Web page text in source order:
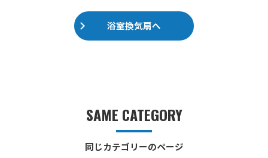
浴室換気扇へ
同じカテゴリーのページ
SAME CATEGORY